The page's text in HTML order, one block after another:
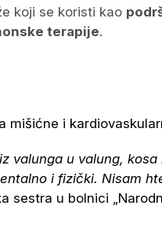
koji se koristi kao
terapije.
mišićne i
u valung, kosa
i fizički. Nisam
sestra u bolnici